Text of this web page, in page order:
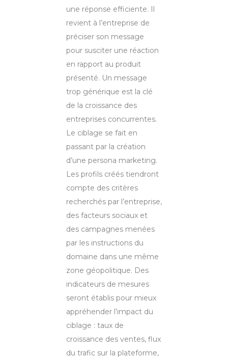
une réponse efficiente. Il
revient à l’entreprise de
préciser son message
pour susciter une réaction
en rapport au produit
présenté. Un message
trop générique est la clé
de la croissance des
entreprises concurrentes.
Le ciblage se fait en
passant par la création
d’une persona marketing.
Les profils créés tiendront
compte des critères
recherchés par l’entreprise,
des facteurs sociaux et
des campagnes menées
par les instructions du
domaine dans une même
zone géopolitique. Des
indicateurs de mesures
seront établis pour mieux
appréhender l’impact du
ciblage : taux de
croissance des ventes, flux
du trafic sur la plateforme,